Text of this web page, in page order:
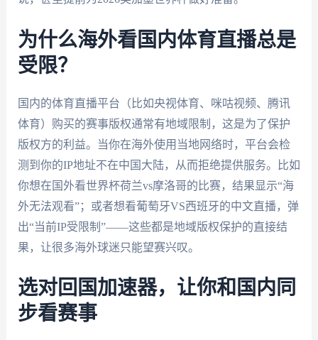
为什么海外看国内体育直播总是
受限？
国内的体育直播平台（比如央视体育、咪咕视频、腾讯
体育）购买的赛事版权通常有地域限制，这是为了保护
版权方的利益。当你在海外使用当地网络时，平台会检
测到你的IP地址不在中国大陆，从而拒绝提供服务。比如
你想在国外看世界杯荷兰vs摩洛哥的比赛，结果显示“海
外无法观看”；或者想看葡萄牙VS西班牙的中文直播，弹
出“当前IP受限制”——这些都是地域版权保护的直接结
果，让很多海外球迷只能望赛兴叹。
选对回国加速器，让你和国内同
步看赛事